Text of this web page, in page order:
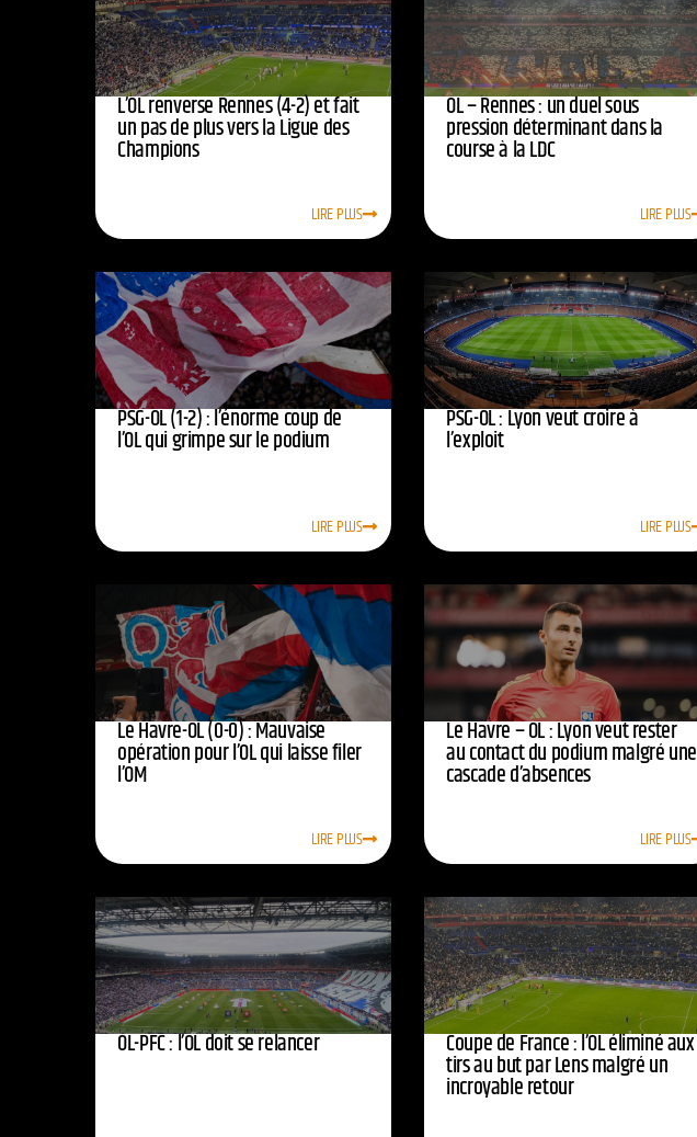
L’OL renverse Rennes (4-2) et fait
un pas de plus vers la Ligue des
Champions
LIRE PLUS
OL – Rennes : un duel sous
pression déterminant dans la
course à la LDC
LIRE PLUS
PSG-OL (1-2) : l’énorme coup de
l’OL qui grimpe sur le podium
LIRE PLUS
PSG-OL : Lyon veut croire à
l’exploit
LIRE PLUS
Le Havre-OL (0-0) : Mauvaise
opération pour l’OL qui laisse filer
l’OM
LIRE PLUS
Le Havre – OL : Lyon veut rester
au contact du podium malgré une
cascade d’absences
LIRE PLUS
OL-PFC : l’OL doit se relancer Coupe de France : l’OL éliminé aux
tirs au but par Lens malgré un
incroyable retour